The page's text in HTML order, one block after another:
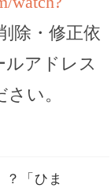
除・修正依
ルアドレス
い。
「ひま